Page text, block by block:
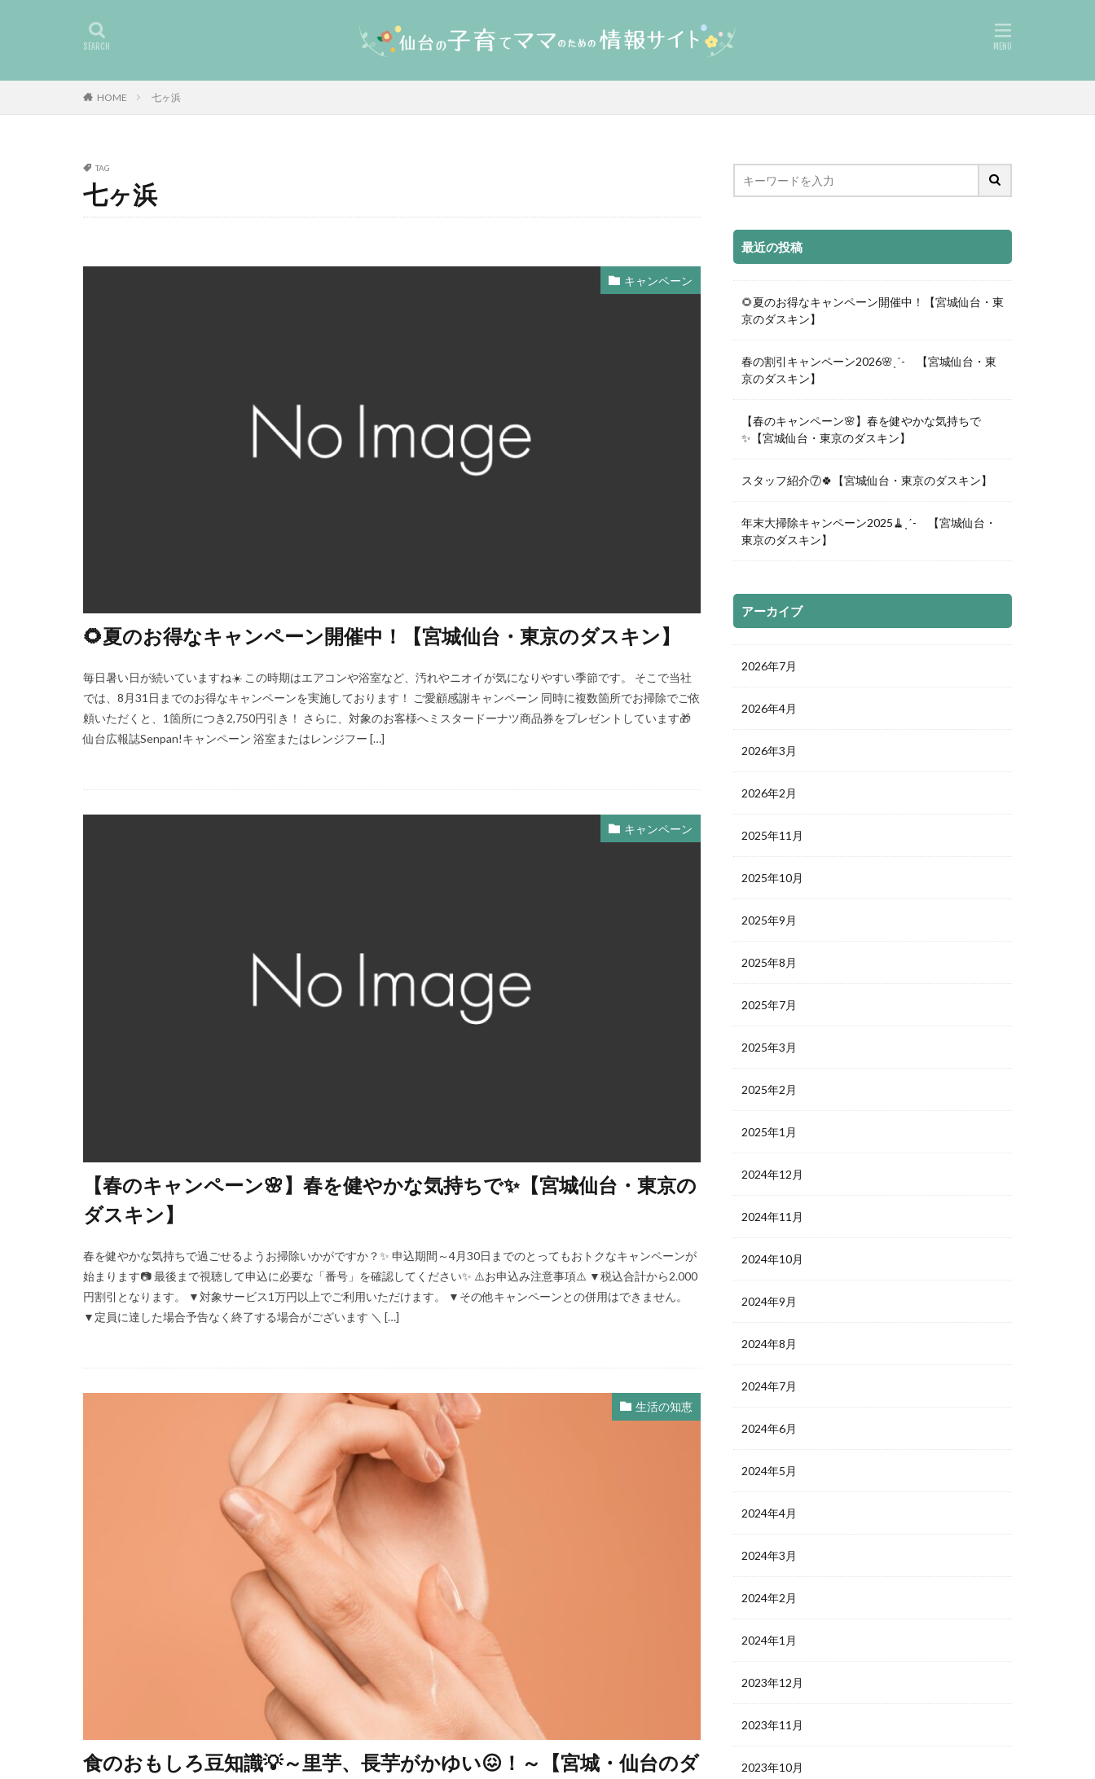
HOME 七ヶ浜
TAG
七ヶ浜
キャンペーン
🌻夏のお得なキャンペーン開催中！【宮城仙台・東京のダスキン】
毎日暑い日が続いていますね☀️ この時期はエアコンや浴室など、汚れやニオイが気になりやすい季節です。 そこで当社
では、8月31日までのお得なキャンペーンを実施しております！ ご愛顧感謝キャンペーン 同時に複数箇所でお掃除でご依
頼いただくと、1箇所につき2,750円引き！ さらに、対象のお客様へミスタードーナツ商品券をプレゼントしています🎁
仙台広報誌Senpan!キャンペーン 浴室またはレンジフー […]
キャンペーン
【春のキャンペーン🌸】春を健やかな気持ちで✨【宮城仙台・東京の
ダスキン】
春を健やかな気持ちで過ごせるようお掃除いかがですか？✨ 申込期間～4月30日までのとってもおトクなキャンペーンが
始まります📷 最後まで視聴して申込に必要な「番号」を確認してください✨ ⚠️お申込み注意事項⚠️ ▼税込合計から2.000
円割引となります。 ▼対象サービス1万円以上でご利用いただけます。 ▼その他キャンペーンとの併用はできません。
▼定員に達した場合予告なく終了する場合がございます ＼ […]
生活の知恵
食のおもしろ豆知識💡～里芋、長芋がかゆい😖！～【宮城・仙台のダ
最近の投稿
🌻夏のお得なキャンペーン開催中！【宮城仙台・東
京のダスキン】
春の割引キャンペーン2026🌸ˎˊ- 【宮城仙台・東
京のダスキン】
【春のキャンペーン🌸】春を健やかな気持ちで
✨【宮城仙台・東京のダスキン】
スタッフ紹介⑦🍀【宮城仙台・東京のダスキン】
年末大掃除キャンペーン2025🧹ˎˊ- 【宮城仙台・
東京のダスキン】
アーカイブ
2026年7月
2026年4月
2026年3月
2026年2月
2025年11月
2025年10月
2025年9月
2025年8月
2025年7月
2025年3月
2025年2月
2025年1月
2024年12月
2024年11月
2024年10月
2024年9月
2024年8月
2024年7月
2024年6月
2024年5月
2024年4月
2024年3月
2024年2月
2024年1月
2023年12月
2023年11月
2023年10月